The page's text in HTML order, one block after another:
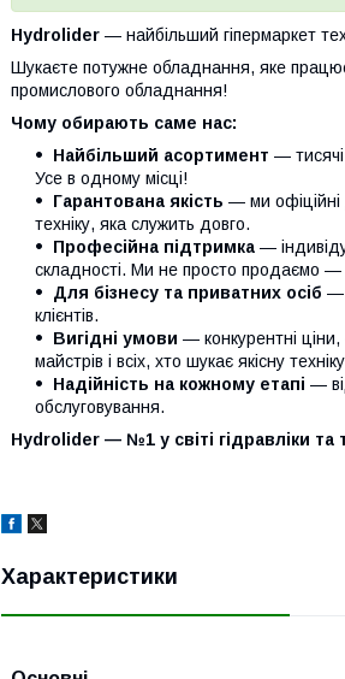
Hydrolider — найбільший гіпермаркет
Шукаєте потужне обладнання, яке
промислового обладнання!
Чому обирають саме нас:
Найбільший асортимент — тисячі
Усе в одному місці!
Гарантована якість — ми офіційні
техніку, яка служить довго.
Професійна підтримка —
складності. Ми не просто продаємо —
Для бізнесу та приватних осіб —
клієнтів.
Вигідні умови — конкурентні ціни,
майстрів і всіх, хто шукає якісну
Надійність на кожному етапі —
обслуговування.
Hydrolider — №1 у світі гідравліки та
Характеристики